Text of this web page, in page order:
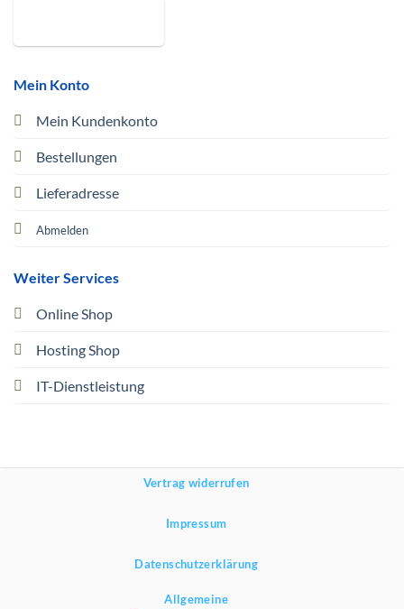
Mein Konto
Mein Kundenkonto
Bestellungen
Lieferadresse
Abmelden
Weiter Services
Online Shop
Hosting Shop
IT-Dienstleistung
Vertrag widerrufen
Impressum
Datenschutzerklärung
Allgemeine